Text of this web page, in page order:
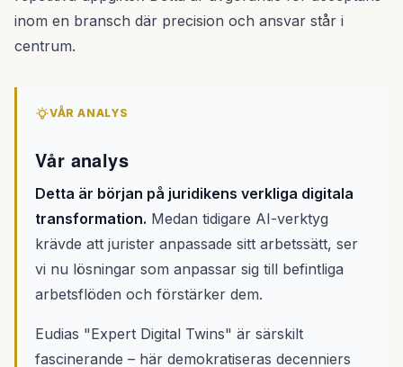
inom en bransch där precision och ansvar står i
centrum.
VÅR ANALYS
Vår analys
Detta är början på juridikens verkliga digitala
transformation. Medan tidigare AI-verktyg
krävde att jurister anpassade sitt arbetssätt, ser
vi nu lösningar som anpassar sig till befintliga
arbetsflöden och förstärker dem.
Eudias "Expert Digital Twins" är särskilt
fascinerande – här demokratiseras decenniers